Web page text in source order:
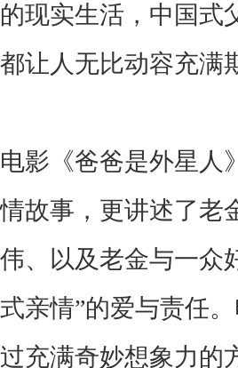
的现实生活，中国式
都让人无比动容充满
电影《爸爸是外星人
情故事，更讲述了老
伟、以及老金与一众
式亲情”的爱与责任
过充满奇妙想象力的